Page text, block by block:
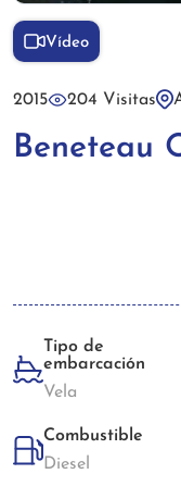
Vídeo
2015 204 Visitas
Beneteau
Tipo de
embarcación
Vela
Combustible
Diesel